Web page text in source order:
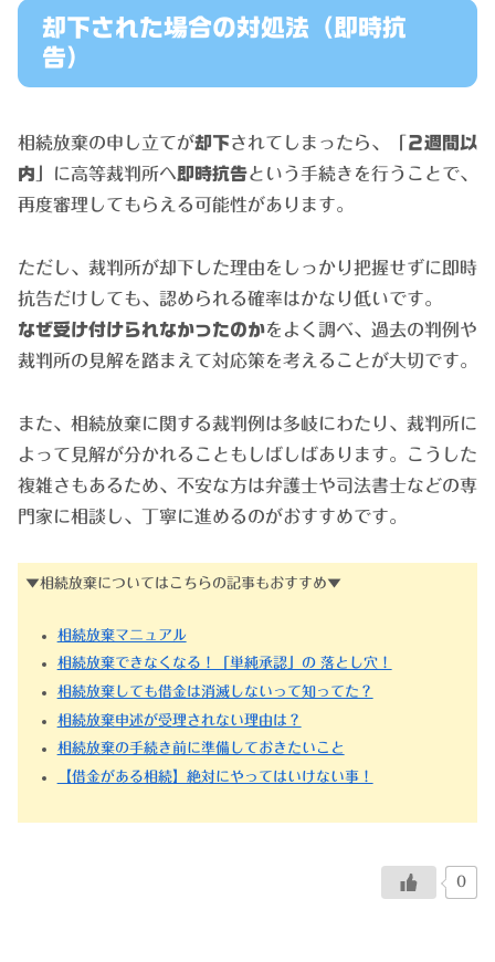
却下された場合の対処法（即時抗
告）
相続放棄の申し立てが却下されてしまったら、「
２週間以
内 」に高等裁判所へ 即時抗告という手続きを行うことで、
再度審理してもらえる可能性があります。
ただし、裁判所が却下した理由をしっかり把握せずに即時
抗告だけしても、認められる確率はかなり低いです。
なぜ受け付けられなかったのかをよく調べ、過去の判例や
裁判所の見解を踏まえて対応策を考えることが大切です。
また、相続放棄に関する裁判例は多岐にわたり、裁判所に
よって見解が分かれることもしばしばあります。こうした
複雑さもあるため、不安な方は弁護士や司法書士などの専
門家に相談し、丁寧に進めるのがおすすめです。
▼相続放棄についてはこちらの記事もおすすめ▼
相続放棄マニュアル
相続放棄できなくなる！「単純承認」の 落とし穴！
相続放棄しても借金は消滅しないって知ってた？
相続放棄申述が受理されない理由は？
相続放棄の手続き前に準備しておきたいこと
【借金がある相続】絶対にやってはいけない事！
0